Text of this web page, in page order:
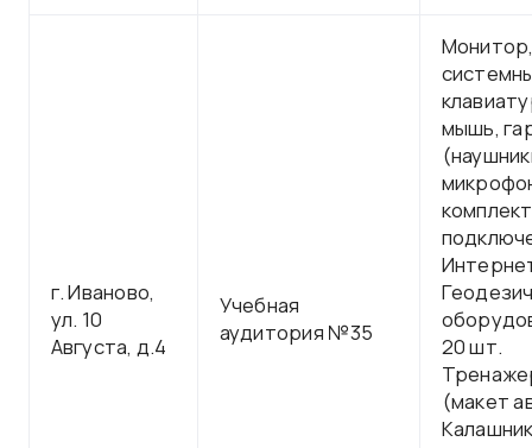
г. Иваново,
ул. 10
Августа, д.4
Учебная
аудитория №35
мышь,
20 шт.
(макет